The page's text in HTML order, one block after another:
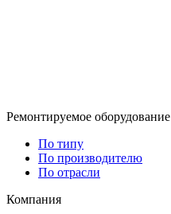
Ремонтируемое оборудование
По типу
По производителю
По отрасли
Компания